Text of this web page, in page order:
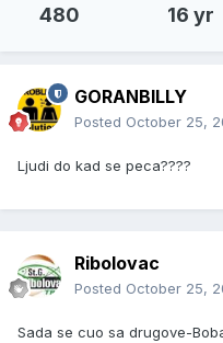
480 16 yr
GORANBILLY
Posted October 25,
Ljudi do kad se peca????
Ribolovac
Posted October 25,
Sada se cuo sa drugove-